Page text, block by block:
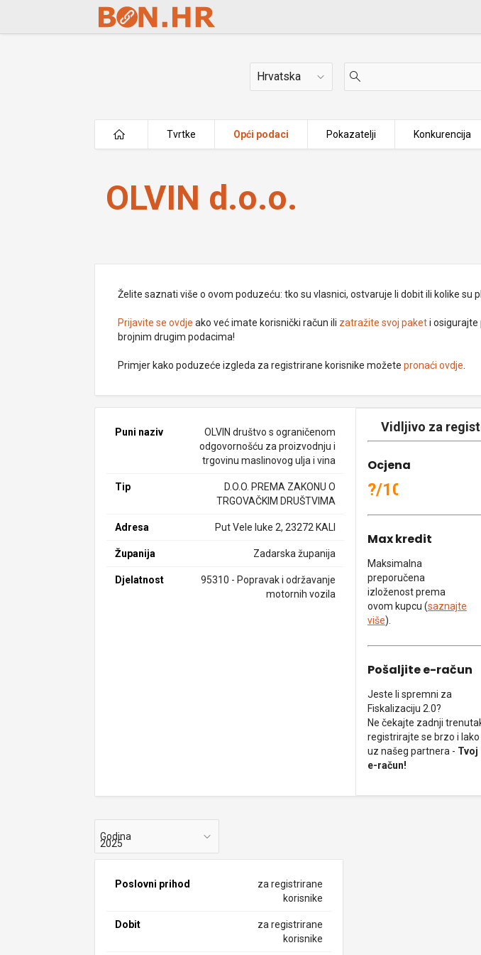
Skip to Main Content
Država
Tvrtke Opći podaci Pokazatelji Konkurencija
OLVIN d.o.o.
OLVIN d.o.o.
Želite saznati više o ovom poduzeću: tko su vlasnici, ostvaruje li dobit ili kolike su
Prijavite se ovdje ako već imate korisnički račun ili zatražite svoj paketi osigurajte
brojnim drugim podacima!
Primjer kako poduzeće izgleda za registrirane korisnike možetepronaći ovdje
Puni naziv
OLVIN društvo s ograničenom
odgovornošću za proizvodnju i
trgovinu maslinovog ulja i vina
Tip
D.O.O. PREMA ZAKONU O
TRGOVAČKIM DRUŠTVIMA
Adresa Put Vele luke 2, 23272 KALI
Županija Zadarska županija
Djelatnost
95310 - Popravak i održavanje
motornih vozila
Vidljivo za
Ocjena
?/10
Max kredit
Maksimalna
preporučena
izloženost prema
ovom kupcu (saznajte
više).
Pošaljite e-račun
Jeste li spremni za
Fiskalizaciju 2.0?
Ne čekajte zadnji
registrirajte se brzo i lako
uz našeg partnera - Tvoj
e-račun!
Godina
Poslovni prihod
za registrirane
korisnike
Dobit
za registrirane
korisnike